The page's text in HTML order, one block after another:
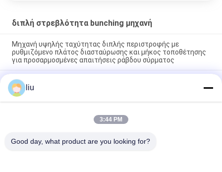
διπλή στρεβλότητα bunching μηχανή
Μηχανή υψηλής ταχύτητας διπλής περιστροφής με
ρυθμιζόμενο πλάτος διασταύρωσης και μήκος τοποθέτησης
για προσαρμοσμένες απαιτήσεις ράβδου σύρματος
Μηχανή διπλής περιστροφής για τη σύνδεση επτά ή
περισσοτέρων νημάτων από γυμνό χαλκό, κασσίτερο και
ασημένιο σύρμα
Μηχανή συνδυασμού διπλής περιστροφής υψηλής
ταχύτητας σχεδιασμένη για εφαρμογές διπλής περιστροφής
liu
3:44 PM
Good day, what product are you looking for?